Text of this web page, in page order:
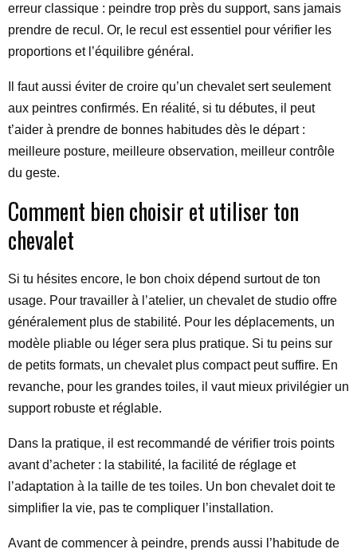
erreur classique : peindre trop près du support, sans jamais
prendre de recul. Or, le recul est essentiel pour vérifier les
proportions et l’équilibre général.
Il faut aussi éviter de croire qu’un chevalet sert seulement
aux peintres confirmés. En réalité, si tu débutes, il peut
t’aider à prendre de bonnes habitudes dès le départ :
meilleure posture, meilleure observation, meilleur contrôle
du geste.
Comment bien choisir et utiliser ton
chevalet
Si tu hésites encore, le bon choix dépend surtout de ton
usage. Pour travailler à l’atelier, un chevalet de studio offre
généralement plus de stabilité. Pour les déplacements, un
modèle pliable ou léger sera plus pratique. Si tu peins sur
de petits formats, un chevalet plus compact peut suffire. En
revanche, pour les grandes toiles, il vaut mieux privilégier un
support robuste et réglable.
Dans la pratique, il est recommandé de vérifier trois points
avant d’acheter : la stabilité, la facilité de réglage et
l’adaptation à la taille de tes toiles. Un bon chevalet doit te
simplifier la vie, pas te compliquer l’installation.
Avant de commencer à peindre, prends aussi l’habitude de